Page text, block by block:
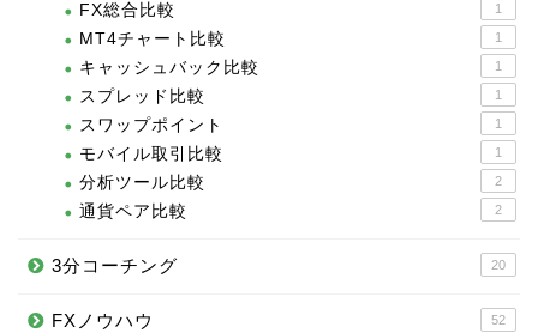
FX総合比較 1
MT4チャート比較 1
キャッシュバック比較 1
スプレッド比較 1
スワップポイント 1
モバイル取引比較 1
分析ツール比較 2
通貨ペア比較 2
3分コーチング 20
FXノウハウ 52